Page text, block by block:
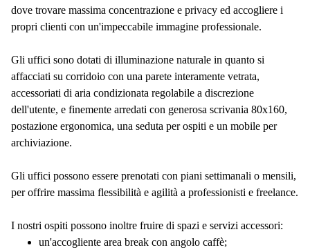
dove trovare massima concentrazione e privacy ed accogliere i
propri clienti con un'impeccabile immagine professionale.
Gli uffici sono dotati di illuminazione naturale in quanto si
affacciati su corridoio con una parete interamente vetrata,
accessoriati di aria condizionata regolabile a discrezione
dell'utente, e finemente arredati con generosa scrivania 80x160,
postazione ergonomica, una seduta per ospiti e un mobile per
archiviazione.
Gli uffici possono essere prenotati con piani settimanali o mensili,
per offrire massima flessibilità e agilità a professionisti e freelance.
I nostri ospiti possono inoltre fruire di spazi e servizi accessori:
un'accogliente area break con angolo caffè;